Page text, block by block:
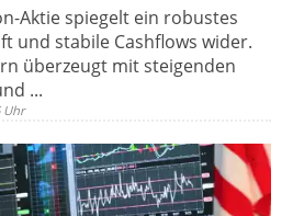
Aktie spiegelt ein robustes
und stabile Cashflows wider.
überzeugt mit steigenden
...
Uhr